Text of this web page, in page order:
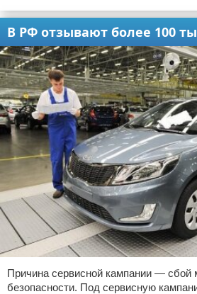
В РФ отзывают более 100
Причина сервисной кампании — сбой
безопасности. Под сервисную